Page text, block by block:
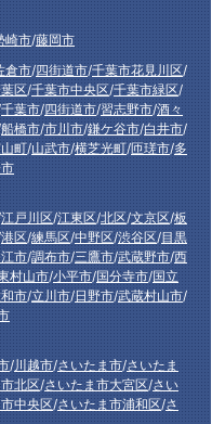
崎市/藤岡市
倉市/四街道市/千葉市花見川区/
区/千葉市中央区/千葉市緑区/
千葉市/四街道市/習志野市/酒々
船橋市/市川市/鎌ケ谷市/白井市/
町/山武市/横芝光町/匝瑳市/多
江戸川区/江東区/北区/文京区/板
港区/練馬区/中野区/渋谷区/目黒
市/調布市/三鷹市/武蔵野市/西
村山市/小平市/国分寺市/国立
市/立川市/日野市/武蔵村山市/
/川越市/さいたま市/さいたま
北区/さいたま市大宮区/さい
中央区/さいたま市浦和区/さ